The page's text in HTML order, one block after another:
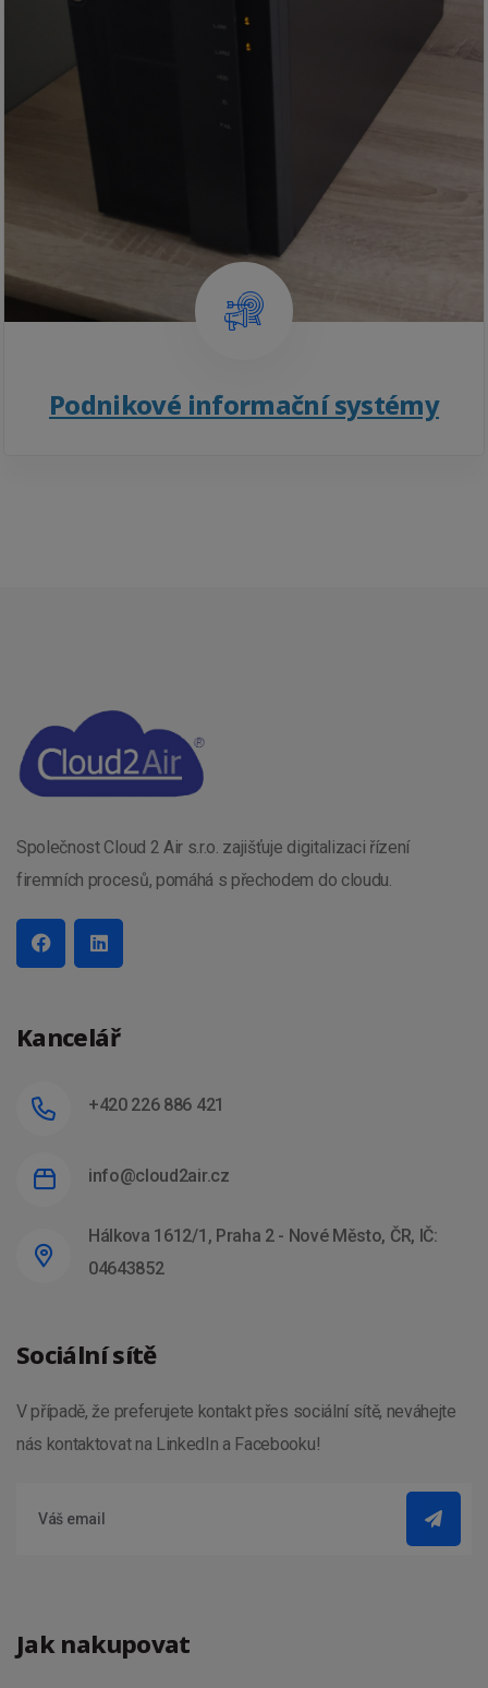
Podnikové informační systémy
Společnost Cloud 2 Air s.r.o. zajišťuje digitalizaci řízení
firemních procesů, pomáhá s přechodem do cloudu.
Kancelář
+420 226 886 421
info@cloud2air.cz
Hálkova 1612/1, Praha 2 - Nové Město, ČR, IČ:
04643852
Sociální sítě
V případě, že preferujete kontakt přes sociální sítě, neváhejte
nás kontaktovat na LinkedIn a Facebooku!
Jak nakupovat